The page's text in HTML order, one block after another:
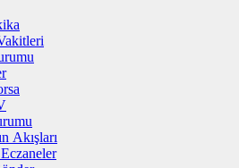
Akışları